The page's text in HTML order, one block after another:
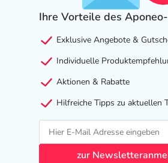
Ihre Vorteile des
Exklusive Angebote &
Individuelle
Aktionen & Rabatte
Hilfreiche Tipps zu aktuellen
zur